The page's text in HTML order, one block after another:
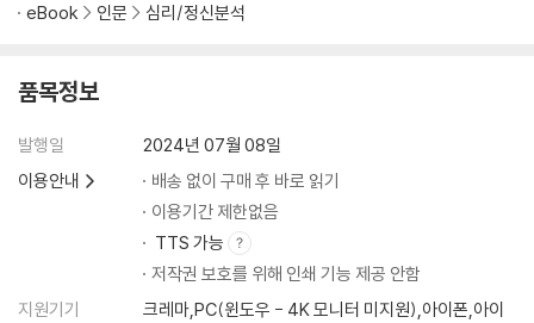
eBook 인문 심리/정신분석
품목정보
발행일
2024년 07월 08일
이용안내
배송 없이 구매 후 바로 읽기
이용기간 제한없음
TTS 가능
저작권 보호를 위해 인쇄 기능 제공 안함
지원기기
크레마,PC(윈도우 - 4K 모니터 미지원),아이폰,아이